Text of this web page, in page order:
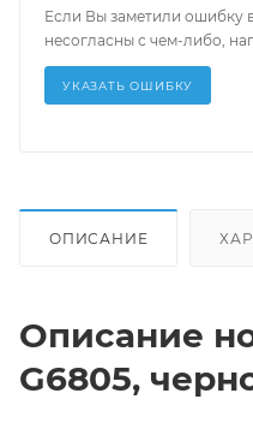
Если Вы заметили ошибку
несогласны с чем-либо,
УКАЗАТЬ ОШИБКУ
ОПИСАНИЕ
Описание
G6805,